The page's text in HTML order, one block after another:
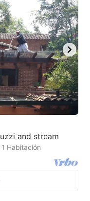
and stream
Habitación